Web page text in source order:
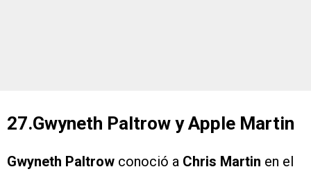
27.Gwyneth Paltrow y Apple Martin
Gwyneth Paltrow conoció a Chris Martin en el